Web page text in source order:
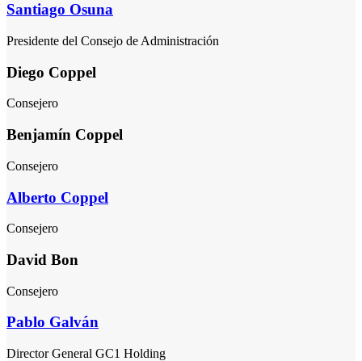
Santiago Osuna
Presidente del Consejo de Administración
Diego Coppel
Consejero
Benjamín Coppel
Consejero
Alberto Coppel
Consejero
David Bon
Consejero
Pablo Galván
Director General GC1 Holding